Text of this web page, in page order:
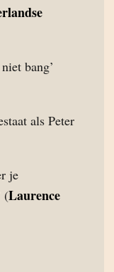
bang’
als Peter
je
(Laurence